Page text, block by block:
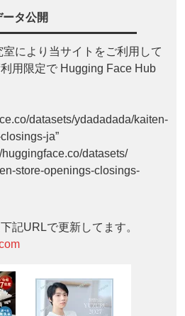
タ公開
により当サイトをご利用して
用限定で Hugging Face Hub
datasets/ydadadada/kaiten-
ja”
huggingface.co/datasets/
store-openings-closings-
記URLで更新してます。